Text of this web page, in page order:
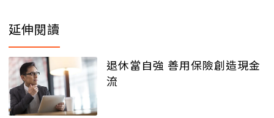
延伸閱讀
退休當自強 善用保險創造現金
流